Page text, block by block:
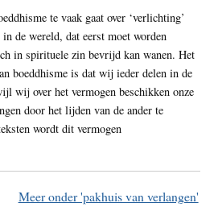
te vaak gaat over ‘verlichting’
de wereld, dat eerst moet worden
in spirituele zin bevrijd kan wanen. Het
boeddhisme is dat wij ieder delen in de
wij over het vermogen beschikken onze
door het lijden van de ander te
wordt dit vermogen
Meer onder 'pakhuis van verlangen'